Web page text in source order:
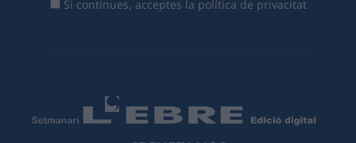
Si continues, acceptes la política de privacitat